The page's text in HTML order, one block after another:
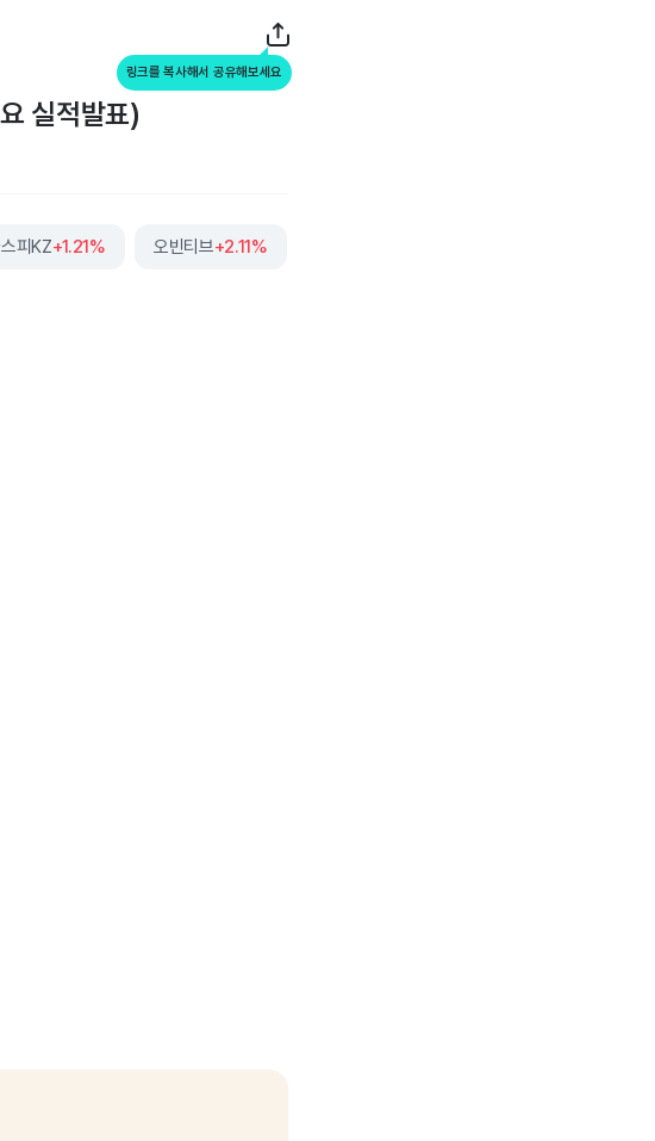
링크를 복사해서 공유해보세요
실적발표)
피KZ+1.21% 오빈티브+2.11%